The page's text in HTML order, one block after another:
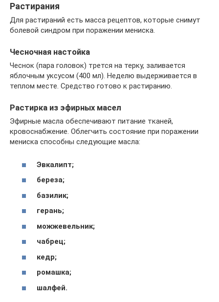
Растирания
Для растираний есть масса рецептов, которые снимут
болевой синдром при поражении мениска.
Чесночная настойка
Чеснок (пара головок) трется на терку, заливается
яблочным уксусом (400 мл). Неделю выдерживается в
теплом месте. Средство готово к растиранию.
Растирка из эфирных масел
Эфирные масла обеспечивают питание тканей,
кровоснабжение. Облегчить состояние при поражении
мениска способны следующие масла:
Эвкалипт;
береза;
базилик;
герань;
можжевельник;
чабрец;
кедр;
ромашка;
шалфей.